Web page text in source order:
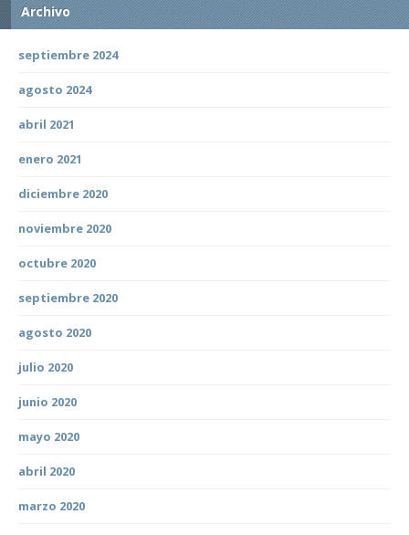
Archivo
septiembre 2024
agosto 2024
abril 2021
enero 2021
diciembre 2020
noviembre 2020
octubre 2020
septiembre 2020
agosto 2020
julio 2020
junio 2020
mayo 2020
abril 2020
marzo 2020